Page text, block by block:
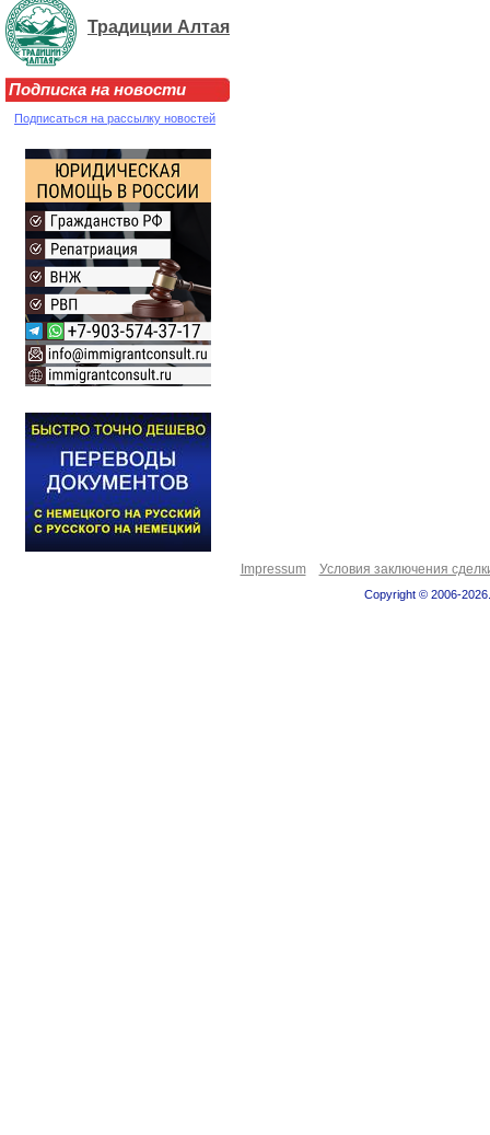
Традиции Алтая
Подписка на новости
Подписаться на рассылку новостей
Impressum Условия заключения
Copyright © 2006-